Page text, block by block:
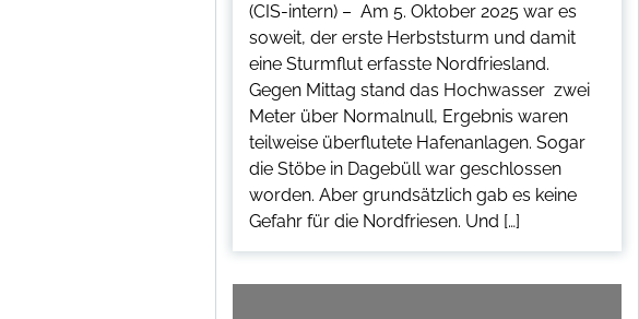
(CIS-intern) – Am 5. Oktober 2025 war es
soweit, der erste Herbststurm und damit
eine Sturmflut erfasste Nordfriesland.
Gegen Mittag stand das Hochwasser zwei
Meter über Normalnull, Ergebnis waren
teilweise überflutete Hafenanlagen. Sogar
die Stöbe in Dagebüll war geschlossen
worden. Aber grundsätzlich gab es keine
Gefahr für die Nordfriesen. Und […]